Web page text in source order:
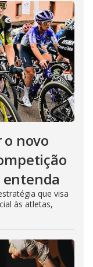
o novo
entenda
que visa
às atletas,